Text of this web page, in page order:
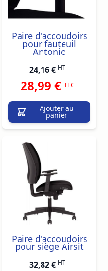
Paire d'accoudoirs
pour fauteuil
Antonio
24,16 € HT
28,99 € TTC
Ajouter au
panier
Paire d'accoudoirs
pour siège Airsit
32,82 € HT